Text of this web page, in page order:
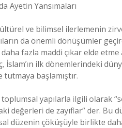
Ayetin Yansımaları
ve bilimsel ilerlemenin
da önemli dönüşümler
fazla maddi çıkar elde etme
ilk dönemlerindeki
başlamıştır.
yapılarla ilgili olarak
değerleri de zayıflar” der. Bu
düzenin çöküşüyle birlikte